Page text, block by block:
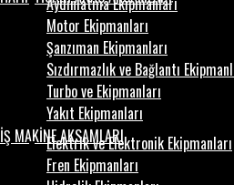
Motor Ekipmanları
Şanzıman Ekipmanları
Sızdırmazlık ve Bağlantı
Turbo ve Ekipmanları
Yakıt Ekipmanları
İŞ MAKİNE AKSAMLARI
Elektrik ve Elektronik Ekipmanları
Fren Ekipmanları